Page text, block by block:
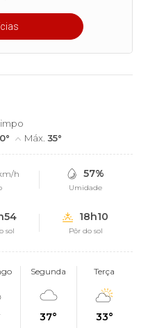
Máx.35°
h 57%
Umidade
sol
18h10
Pôr do sol
Segunda
37°
Terça
33°